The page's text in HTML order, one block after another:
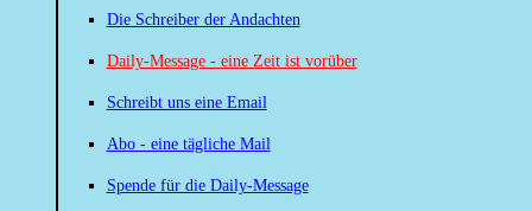
Die Schreiber der Andachten
Daily-Message - eine Zeit ist vorüber
Schreibt uns eine Email
Abo - eine tägliche Mail
Spende für die Daily-Message